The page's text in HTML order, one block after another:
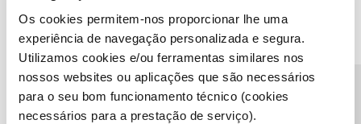
Os cookies permitem-nos proporcionar lhe uma
experiência de navegação personalizada e segura.
Utilizamos cookies e/ou ferramentas similares nos
nossos websites ou aplicações que são necessários
para o seu bom funcionamento técnico (cookies
necessários para a prestação de serviço).
Condições do Fórum NOS Accessibility statement